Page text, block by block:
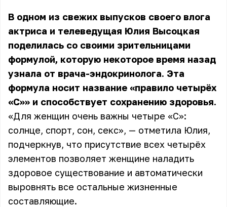
В одном из свежих выпусков своего влога
актриса и телеведущая Юлия Высоцкая
поделилась со своими зрительницами
формулой, которую некоторое время назад
узнала от врача-эндокринолога. Эта
формула носит название «правило четырёх
«С»» и способствует сохранению здоровья.
«Для женщин очень важны четыре «С»:
солнце, спорт, сон, секс», — отметила Юлия,
подчеркнув, что присутствие всех четырёх
элементов позволяет женщине наладить
здоровое существование и автоматически
выровнять все остальные жизненные
составляющие.